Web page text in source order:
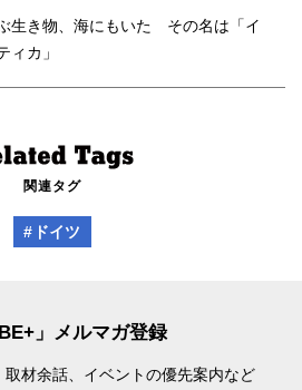
生き物、海にもいた その名は「イ
ィカ」
関連タグ
#ドイツ
」メルマガ登録
材余話、 イベントの優先案内など